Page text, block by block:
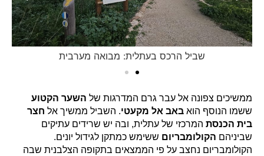
שביל הרכס בעתלית: מבואה מערבית
ממשיכים צפונה אל עבר גרם המדרגות של השער הקטוע
ששמו הנוסף הוא באב אל מקעטי. השביל ממשיך אל חצר
בית הכנסת המרכזי של עתלית, ובה יש שרידים עתיקים
שביניהם הקולומבריום ששימש כמתקן לגידול יונים.
הקולומבריום נחצב על פי הממצאים בתקופה הצלבנית שבה